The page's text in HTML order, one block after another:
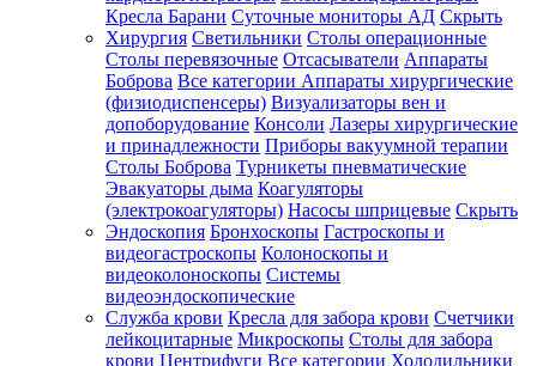
Кресла Барани Суточные мониторы АД Скрыть
Хирургия Светильники Столы операционные
Столы перевязочные Отсасыватели Аппараты
Боброва Все категории Аппараты хирургические
(физиодиспенсеры) Визуализаторы вен и
допоборудование Консоли Лазеры хирургические
и принадлежности Приборы вакуумной терапии
Столы Боброва Турникеты пневматические
Эвакуаторы дыма Коагуляторы
(электрокоагуляторы) Насосы шприцевые Скрыть
Эндоскопия Бронхоскопы Гастроскопы и
видеогастроскопы Колоноскопы и
видеоколоноскопы Системы
видеоэндоскопические
Служба крови Кресла для забора крови Счетчики
лейкоцитарные Микроскопы Столы для забора
крови Центрифуги Все категории Холодильники